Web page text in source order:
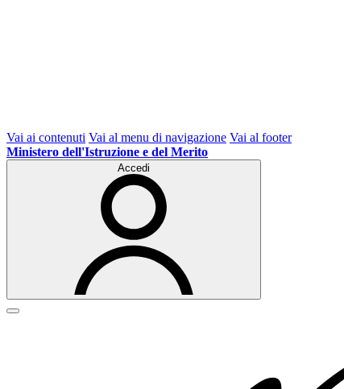
Vai ai contenuti Vai al menu di navigazione Vai al footer
Ministero dell'Istruzione e del Merito
Accedi